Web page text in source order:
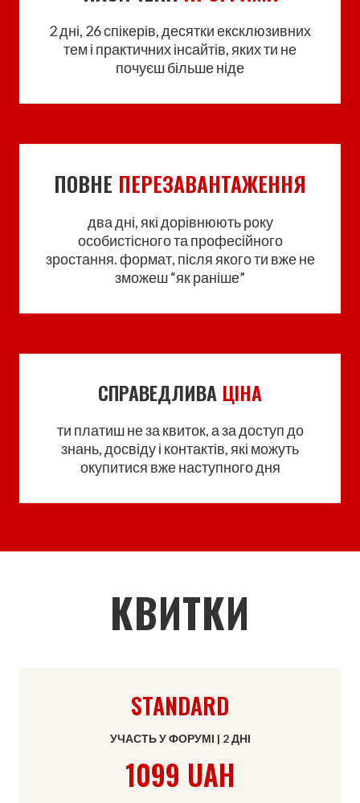
2 дні, 26 спікерів, десятки ексклюзивних
тем і практичних інсайтів, яких ти не
почуєш більше ніде
ПОВНЕ ПЕРЕЗАВАНТАЖЕННЯ
два дні, які дорівнюють року
особистісного та професійного
зростання. формат, після якого ти вже не
зможеш “як раніше”
СПРАВЕДЛИВА ЦІНА
ти платиш не за квиток, а за доступ до
знань, досвіду і контактів, які можуть
окупитися вже наступного дня
КВИТКИ
STANDARD
УЧАСТЬ У ФОРУМІ | 2 ДНІ
1099 UAH